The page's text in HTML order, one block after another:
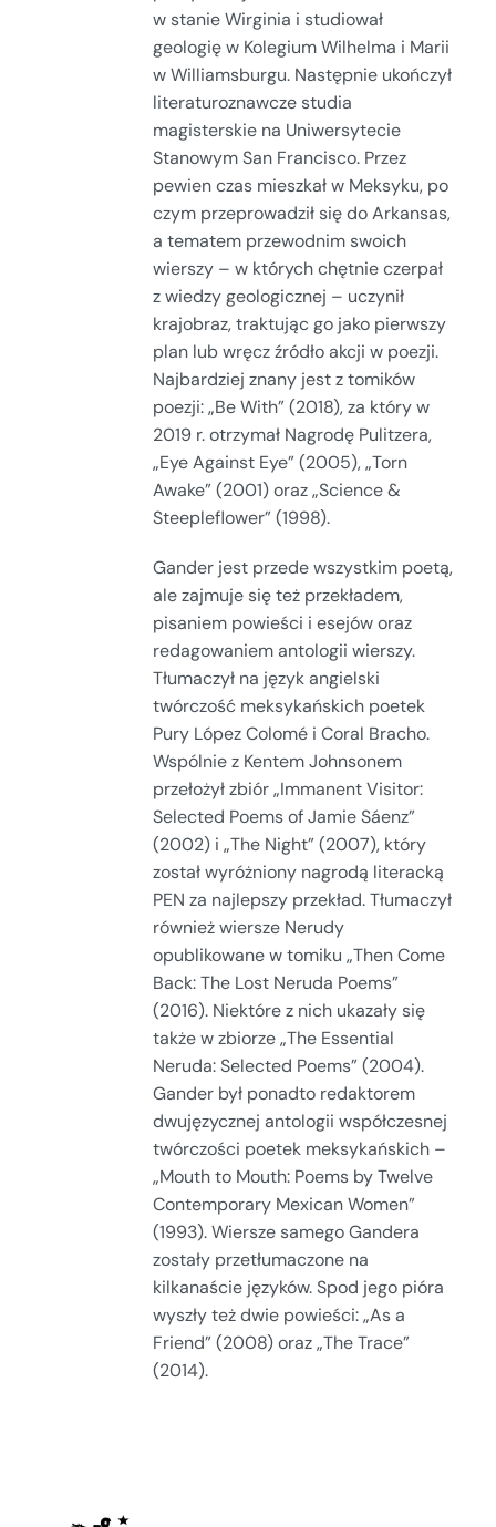
w stanie Wirginia i studiował
geologię w Kolegium Wilhelma i Marii
w Williamsburgu. Następnie ukończył
literaturoznawcze studia
magisterskie na Uniwersytecie
Stanowym San Francisco. Przez
pewien czas mieszkał w Meksyku, po
czym przeprowadził się do Arkansas,
a tematem przewodnim swoich
wierszy – w których chętnie czerpał
z wiedzy geologicznej – uczynił
krajobraz, traktując go jako pierwszy
plan lub wręcz źródło akcji w poezji.
Najbardziej znany jest z tomików
poezji: „Be With” (2018), za który w
2019 r. otrzymał Nagrodę Pulitzera,
„Eye Against Eye” (2005), „Torn
Awake” (2001) oraz „Science &
Steepleflower” (1998).
Gander jest przede wszystkim poetą,
ale zajmuje się też przekładem,
pisaniem powieści i esejów oraz
redagowaniem antologii wierszy.
Tłumaczył na język angielski
twórczość meksykańskich poetek
Pury López Colomé i Coral Bracho.
Wspólnie z Kentem Johnsonem
przełożył zbiór „Immanent Visitor:
Selected Poems of Jamie Sáenz”
(2002) i „The Night” (2007), który
został wyróżniony nagrodą literacką
PEN za najlepszy przekład. Tłumaczył
również wiersze Nerudy
opublikowane w tomiku „Then Come
Back: The Lost Neruda Poems”
(2016). Niektóre z nich ukazały się
także w zbiorze „The Essential
Neruda: Selected Poems” (2004).
Gander był ponadto redaktorem
dwujęzycznej antologii współczesnej
twórczości poetek meksykańskich –
„Mouth to Mouth: Poems by Twelve
Contemporary Mexican Women”
(1993). Wiersze samego Gandera
zostały przetłumaczone na
kilkanaście języków. Spod jego pióra
wyszły też dwie powieści: „As a
Friend” (2008) oraz „The Trace”
(2014).